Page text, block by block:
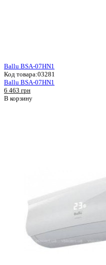
Ballu BSA-07HN1
Код товара:03281
Ballu BSA-07HN1
6 463 грн
В корзину